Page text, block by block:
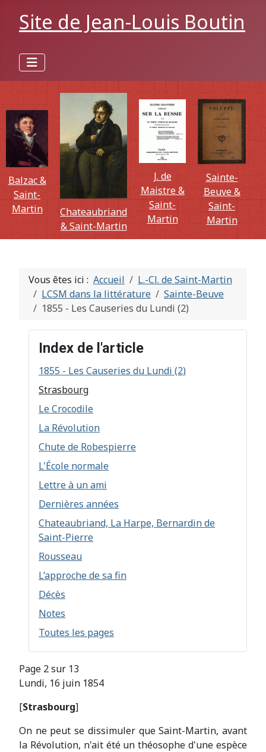
Site de Jean-Louis Boutin
Balzac &
Saint-
Martin
Chateaubriand
& Saint-Martin
J. de
Maistre &
Saint-
Martin
Sainte-
Beuve &
Saint-
Martin
Vous êtes ici : Accueil
L.-Cl. de Saint-Martin
LCSM dans la littérature
Sainte-Beuve
1855 - Les Causeries du Lundi (2)
Index de l'article
1855 - Les Causeries du Lundi (2)
Strasbourg
Le Crocodile
La Révolution
Chute de Robespierre
L'École normale
Lettre à un ami
Dernières années
Chateaubriand, La Harpe, Bernardin de
Saint-Pierre
Rousseau
L’approche de sa fin
Décès
Notes
Toutes les pages
Page 2 sur 13
Lundi, 16 juin 1854
[Strasbourg]
On ne peut se dissimuler que Saint-Martin, avant
la Révolution, n'ait été un théosophe d'une espèce